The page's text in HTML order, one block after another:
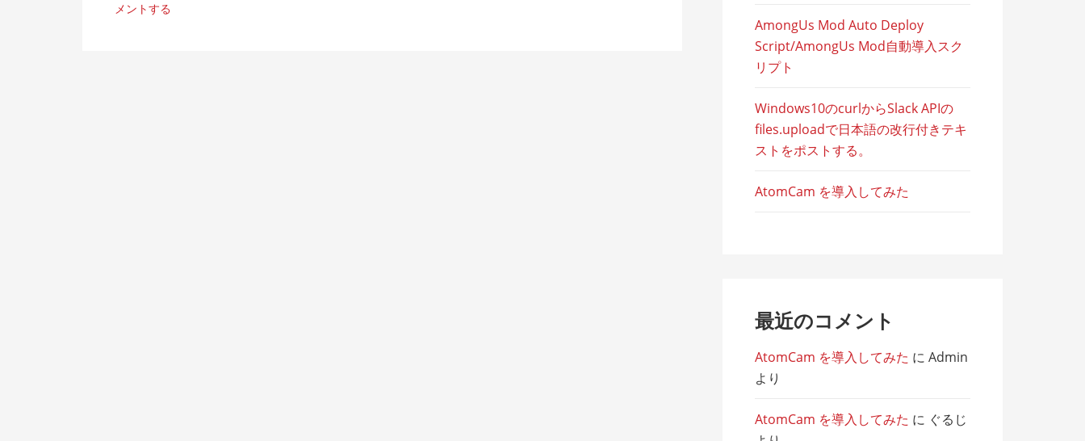
メントする
AmongUs Mod Auto Deploy
Script/AmongUs Mod自動導入スク
リプト
Windows10のcurlからSlack APIの
files.uploadで日本語の改行付きテキ
ストをポストする。
AtomCam を導入してみた
最近のコメント
AtomCam を導入してみた にAdmin
より
AtomCam を導入してみた に ぐるじ